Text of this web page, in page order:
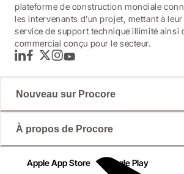
construction
Dans quelle mesure les travaux de
plateforme de construction mondiale
les intervenants d'un projet, mettant à
service de support technique illimité ainsi
commercial conçu pour le secteur.
LinkedInFacebook
TwitterInstagram
YouTube
Nouveau sur Procore
À propos de Procore
Apple App Store Google Play